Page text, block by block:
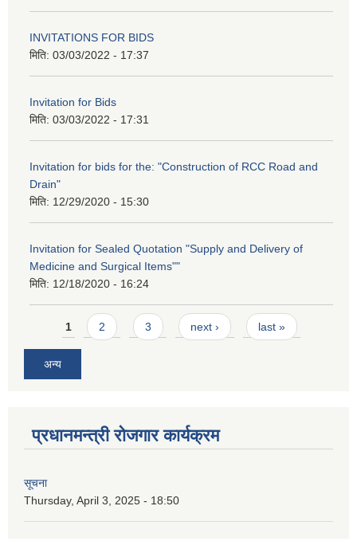
INVITATIONS FOR BIDS
मिति: 03/03/2022 - 17:37
Invitation for Bids
मिति: 03/03/2022 - 17:31
Invitation for bids for the: "Construction of RCC Road and
Drain"
मिति: 12/29/2020 - 15:30
Invitation for Sealed Quotation "Supply and Delivery of
Medicine and Surgical Items""
मिति: 12/18/2020 - 16:24
Pages
1 2 3 next › last »
अन्य
प्रधानमन्त्री रोजगार कार्यक्रम
सूचना
Thursday, April 3, 2025 - 18:50